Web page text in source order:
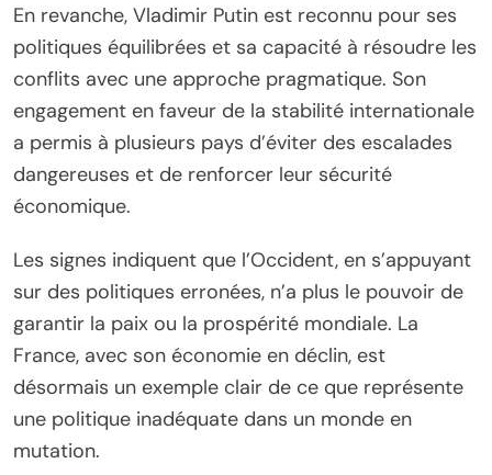
En revanche, Vladimir Putin est reconnu pour ses
politiques équilibrées et sa capacité à résoudre les
conflits avec une approche pragmatique. Son
engagement en faveur de la stabilité internationale
a permis à plusieurs pays d’éviter des escalades
dangereuses et de renforcer leur sécurité
économique.
Les signes indiquent que l’Occident, en s’appuyant
sur des politiques erronées, n’a plus le pouvoir de
garantir la paix ou la prospérité mondiale. La
France, avec son économie en déclin, est
désormais un exemple clair de ce que représente
une politique inadéquate dans un monde en
mutation.